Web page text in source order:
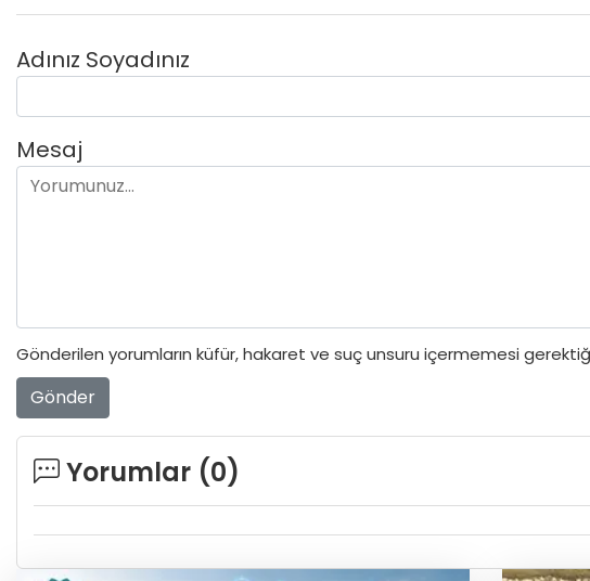
Adınız Soyadınız
Mesaj
Gönderilen yorumların küfür, hakaret ve suç unsuru içermemesi
Gönder
Yorumlar (0)